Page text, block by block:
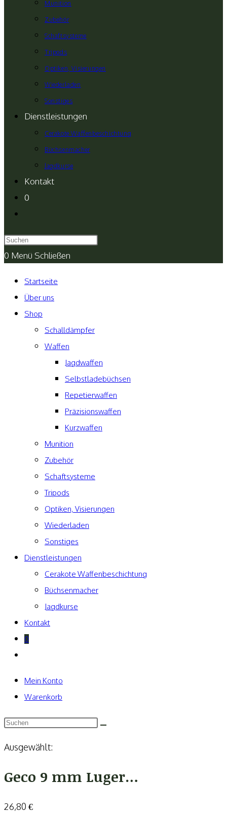
Munition
Zubehör
Schaftsysteme
Tripods
Optiken, Visierungen
Wiederladen
Sonstiges
Dienstleistungen
Cerakote Waffenbeschichtung
Büchsenmacher
Jagdkurse
Kontakt
0
umschalten
0 Menü Schließen
Startseite
Über uns
Shop
Schalldämpfer
Waffen
Jagdwaffen
Selbstladebüchsen
Repetierwaffen
Präzisionswaffen
Kurzwaffen
Munition
Zubehör
Schaftsysteme
Tripods
Optiken, Visierungen
Wiederladen
Sonstiges
Dienstleistungen
Cerakote Waffenbeschichtung
Büchsenmacher
Jagdkurse
Kontakt
0
umschalten
Mein Konto
Warenkorb
Ausgewählt:
Geco 9 mm Luger…
26,80 €